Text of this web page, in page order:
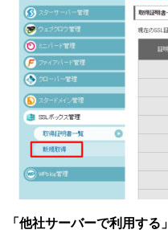
「他社サーバーで利用する」